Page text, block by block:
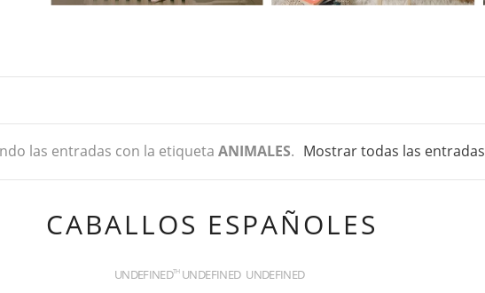
las entradas con la etiqueta ANIMALES. Mostrar todas las entradas
CABALLOS ESPAÑOLES
UNDEFINEDTH UNDEFINED UNDEFINED